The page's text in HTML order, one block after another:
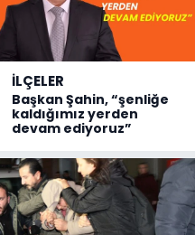
İLÇELER
Başkan Şahin, “şenliğe
kaldığımız yerden
devam ediyoruz”